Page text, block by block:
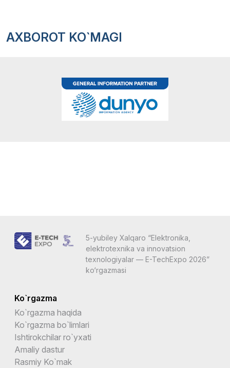
AXBOROT KO`MAGI
5-yubiley Xalqaro “Elektronika,
elektrotexnika va innovatsion
texnologiyalar — E-TechExpo 2026”
ko‘rgazmasi
Ko`rgazma
Ko`rgazma haqida
Ko`rgazma bo`limlari
Ishtirokchilar ro`yxati
Amaliy dastur
Rasmiy Ko`mak